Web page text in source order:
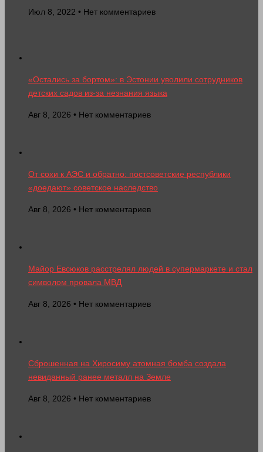
Июл 8, 2022 • Нет комментариев
«Остались за бортом»: в Эстонии уволили сотрудников
детских садов из-за незнания языка
Авг 8, 2026 • Нет комментариев
От сохи к АЭС и обратно: постсоветские республики
«доедают» советское наследство
Авг 8, 2026 • Нет комментариев
Майор Евсюков расстрелял людей в супермаркете и стал
символом провала МВД
Авг 8, 2026 • Нет комментариев
Сброшенная на Хиросиму атомная бомба создала
невиданный ранее металл на Земле
Авг 8, 2026 • Нет комментариев